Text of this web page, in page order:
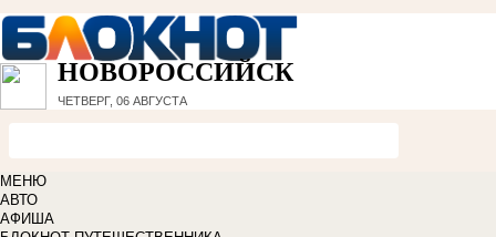
НОВОРОССИЙСК
ЧЕТВЕРГ, 06 АВГУСТА
МЕНЮ
АВТО
АФИША